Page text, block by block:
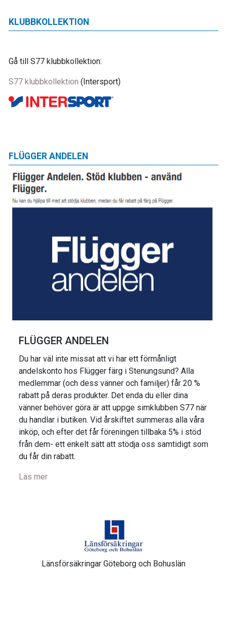
KLUBBKOLLEKTION
Gå till S77 klubbkollektion:
S77 klubbkollektion (Intersport)
FLÜGGER ANDELEN
FLÜGGER ANDELEN
Du har väl inte missat att vi har ett förmånligt
andelskonto hos Flügger färg i Stenungsund? Alla
medlemmar (och dess vänner och familjer) får 20 %
rabatt på deras produkter. Det enda du eller dina
vänner behöver göra är att uppge simklubben S77 när
du handlar i butiken. Vid årskiftet summeras alla våra
inköp, och efter det får föreningen tillbaka 5% i stöd
från dem- ett enkelt sätt att stödja oss samtidigt som
du får din rabatt.
Läs mer
Länsförsäkringar Göteborg och Bohuslän